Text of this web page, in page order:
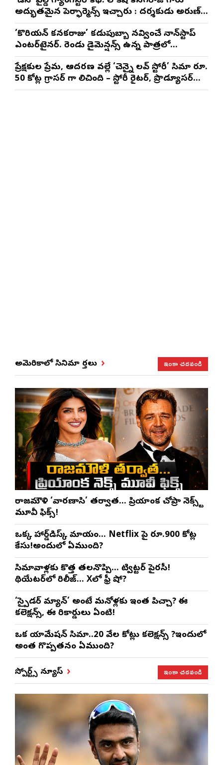
అద్భుతమైన పెర్ఫార్మెన్స్ ఇచ్చారు : దర్శకుడు అరుణ్
మాథేశ్వరన్
‘కొరియన్ కనకరాజు’ కడుపుబ్బా నవ్వించే నాన్‌స్టాప్
ఎంటర్‌టైనర్. రెండు డైమెన్షన్స్ ఉన్న పాత్రలో
నటించడం చాలా సంతృప్తినిచ్చింది : వరుణ్ తేజ్
ప్రేక్షకుల ప్రేమ, ఆదరణ వల్లే ‘చెన్నై లవ్ స్టోరీ’ సినిమా రూ.
50 కోట్ల గ్రాసర్ గా నిలిచింది – స్టోరీ రైటర్, ప్రొడ్యూసర్
సాయి రాజేష్
అమెరికాలో సినిమా వార్తలు ఇంకా చదవండి
రాజమౌళి ‘వారణాసి’ తర్వాత… ప్రియాంక చోప్రా నెక్స్ట్
మూవీ ఫిక్స్!
ఒక్క హార్డ్‌డిస్క్ మాయం… Netflix పై రూ.900 కోట్ల
కేసు!అందులో ఏముంది?
సినిమావాళ్లకు కొత్త తలనొప్పి… ట్విట్టర్ పైరసీ!
థియేటర్‌లో రిలీజ్… Xలో ఫ్రీ షో?
‘స్పైడర్ మ్యాన్’ అంటే మనోళ్లకు ఇంత పిచ్చా? ఈ
కలెక్షన్స్, ఈ రికార్డులు ఏంటి!
ఒక యానిమేషన్ సినిమా..20 వేల కోట్లు కలెక్షన్స్ ?ఇందులో
అంత గొప్పతనం ఏముంది?
స్పోర్ట్స్ న్యూస్ ఇంకా చదవండి